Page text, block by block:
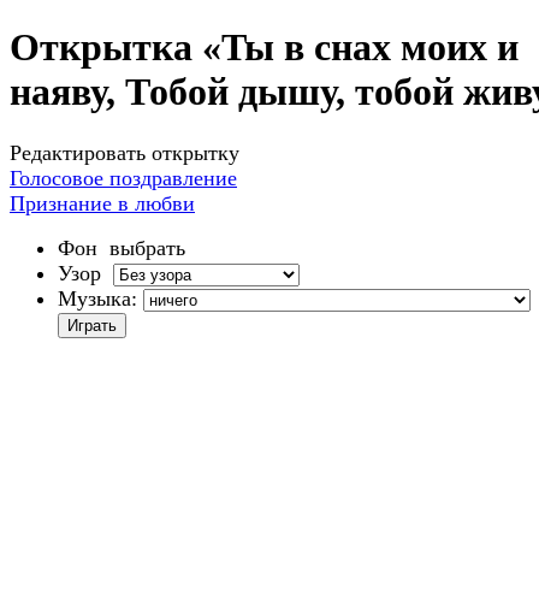
Открытка «Ты в снах моих и
наяву, Тобой дышу, тобой
Редактировать открытку
Голосовое поздравление
Признание в любви
Фон выбрать
Узор
Музыка: